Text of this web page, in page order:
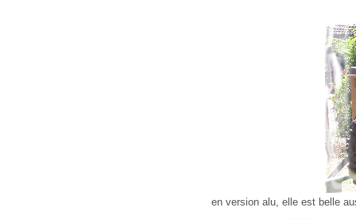
en version alu, elle est belle